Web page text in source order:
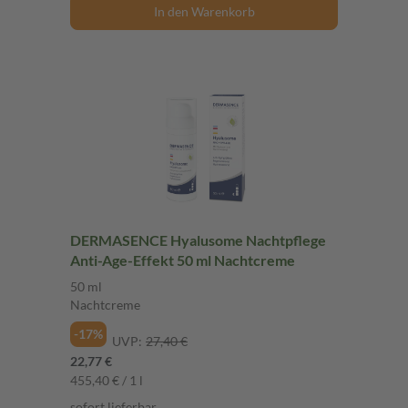
In den Warenkorb
DERMASENCE Hyalusome Nachtpflege
Anti-Age-Effekt 50 ml Nachtcreme
50 ml
Nachtcreme
-17%
UVP: 27,40 €
22,77 €
455,40 € / 1 l